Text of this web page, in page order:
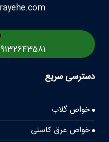
دسترسی سریع
خواص گلاب
خواص عرق کاسنی